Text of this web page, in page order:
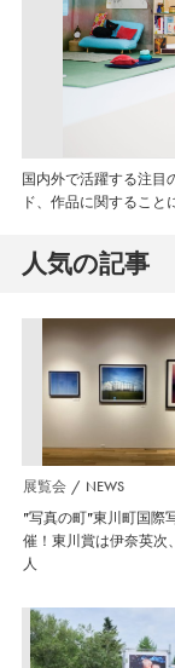
国内外で活躍する注目
ド、作品に関すること
人気の記事
展覧会 NEWS
”写真の町”東川町国際
催！東川賞は伊奈英次
人